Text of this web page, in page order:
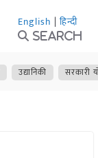
English | हिन्दी
Search
उद्यानिकी सरकारी